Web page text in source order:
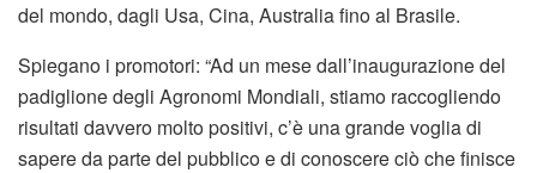
del mondo, dagli Usa, Cina, Australia fino al Brasile.
Spiegano i promotori: “Ad un mese dall’inaugurazione del
padiglione degli Agronomi Mondiali, stiamo raccogliendo
risultati davvero molto positivi, c’è una grande voglia di
sapere da parte del pubblico e di conoscere ciò che finisce